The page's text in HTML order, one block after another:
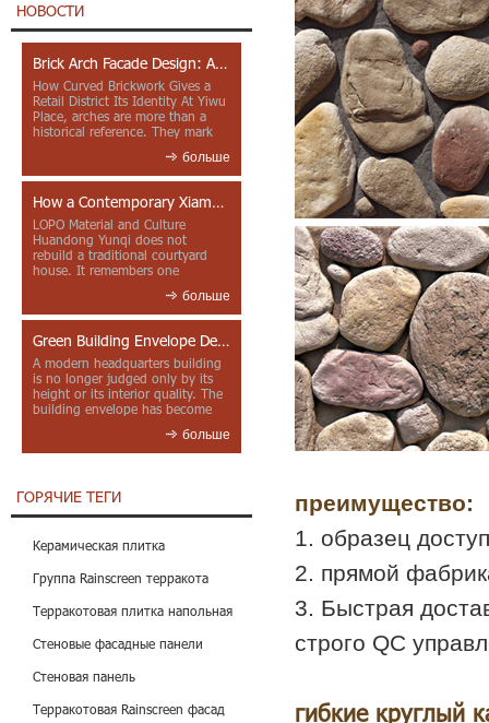
НОВОСТИ
Brick Arch Facade Design: A Closer Look at Yiwu Place
How Curved Brickwork Gives a
Retail District Its Identity At Yiwu
Place, arches are more than a
historical reference. They mark
больше
How a Contemporary Xiamen Project Reframes Minnan Red Brick
LOPO Material and Culture
Huandong Yunqi does not
rebuild a traditional courtyard
house. It remembers one
больше
Green Building Envelope Design: Clay Sunscreen Fins for Modern Headquarters Architecture
A modern headquarters building
is no longer judged only by its
height or its interior quality. The
building envelope has become
больше
ГОРЯЧИЕ ТЕГИ
Керамическая плитка
Группа Rainscreen терракота
Терракотовая плитка напольная
Стеновые фасадные панели
Стеновая панель
Терракотовая Rainscreen фасад
преимущество:
1. образец
2. прямой
3. Быстрая
строго QC
гибкие круглый